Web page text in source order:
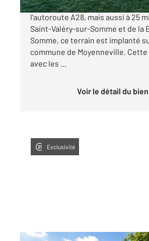
Situé à dix minutes d'Abbeville et
l'autoroute A28, mais aussi à 25
Saint-Valéry-sur-Somme et de la
Somme, ce terrain est implanté
commune de Moyenneville.
avec les ...
Voir le détail du bien
Exclusivité